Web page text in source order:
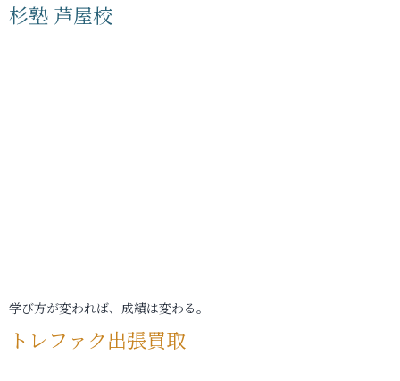
杉塾 芦屋校
学び方が変われば、成績は変わる。
トレファク出張買取